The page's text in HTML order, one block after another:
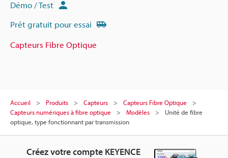
Démo / Test
Prêt gratuit pour essai
Capteurs Fibre Optique
Accueil Produits Capteurs
Capteurs Fibre Optique
Capteurs numériques à fibre optique
Modèles
Unité de fibre
optique, type fonctionnant par transmission
Créez votre compte KEYENCE